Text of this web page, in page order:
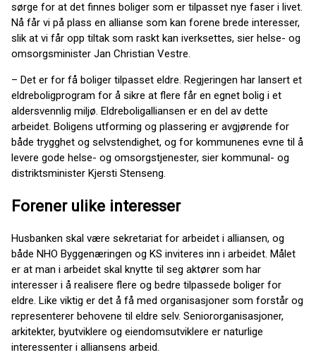
sørge for at det finnes boliger som er tilpasset nye faser i livet.
Nå får vi på plass en allianse som kan forene brede interesser,
slik at vi får opp tiltak som raskt kan iverksettes, sier helse- og
omsorgsminister Jan Christian Vestre.
– Det er for få boliger tilpasset eldre. Regjeringen har lansert et
eldreboligprogram for å sikre at flere får en egnet bolig i et
aldersvennlig miljø. Eldreboligalliansen er en del av dette
arbeidet. Boligens utforming og plassering er avgjørende for
både trygghet og selvstendighet, og for kommunenes evne til å
levere gode helse- og omsorgstjenester, sier kommunal- og
distriktsminister Kjersti Stenseng.
Forener ulike interesser
Husbanken skal være sekretariat for arbeidet i alliansen, og
både NHO Byggenæringen og KS inviteres inn i arbeidet. Målet
er at man i arbeidet skal knytte til seg aktører som har
interesser i å realisere flere og bedre tilpassede boliger for
eldre. Like viktig er det å få med organisasjoner som forstår og
representerer behovene til eldre selv. Seniororganisasjoner,
arkitekter, byutviklere og eiendomsutviklere er naturlige
interessenter i alliansens arbeid.